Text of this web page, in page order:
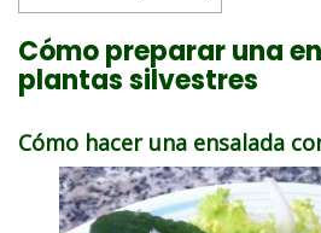
Cómo preparar una
plantas silvestres
Cómo hacer una ensalada